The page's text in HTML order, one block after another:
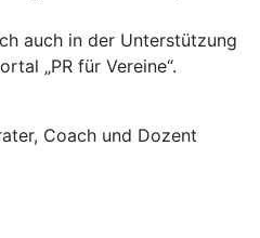
auch in der Unterstützung
„PR für Vereine“.
Coach und Dozent